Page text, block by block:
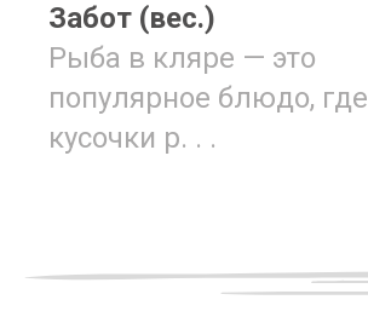
Забот (вес.)
Рыба в кляре — это
популярное блюдо, где
кусочки р. . .